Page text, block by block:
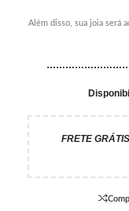
Além disso, sua joia será
FRETE